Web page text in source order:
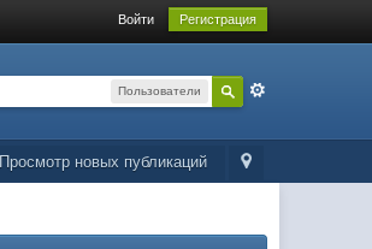
Войти Регистрация
Пользователи
Просмотр новых публикаций